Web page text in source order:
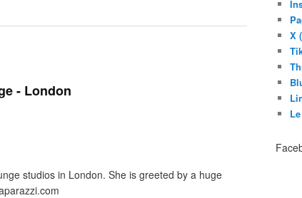
- London
studios in London. She is greeted by a huge
X